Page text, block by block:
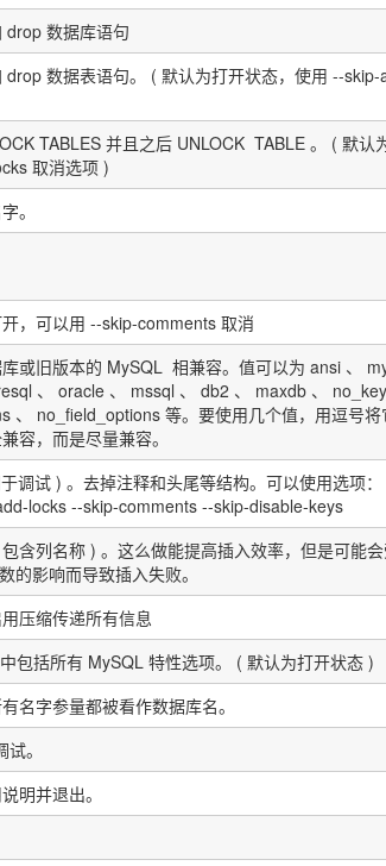
drop 数据库语句
drop 数据表语句。 ( 默认为打开状态，使用 --skip-
TABLES并且之后 UNLOCK TABLE 。 ( 默认
取消选项 )
。
，可以用 --skip-comments 取消
或旧版本的 MySQL 相兼容。值可以为 ansi 、
、 oracle 、 mssql 、 db2 、 maxdb 、
、 no_field_options 等。要使用几个值，用逗号将
容，而是尽量兼容。
调试 ) 。去掉注释和头尾等结构。可以使用选项：
locks --skip-comments --skip-disable-keys
包含列名称 ) 。这么做能提高插入效率，但是可能
的影响而导致插入失败。
压缩传递所有信息
包括所有 MySQL 特性选项。 ( 默认为打开状态 )
名字参量都被看作数据库名。
。
明并退出。